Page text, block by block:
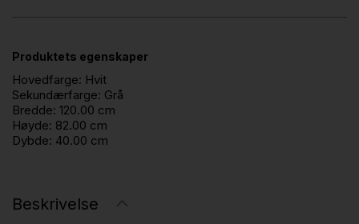
Produktets egenskaper
Hovedfarge: Hvit
Sekundærfarge: Grå
Bredde: 120.00 cm
Høyde: 82.00 cm
Dybde: 40.00 cm
Beskrivelse